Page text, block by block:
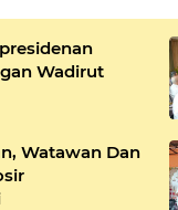
Wadirut
Watawan Dan